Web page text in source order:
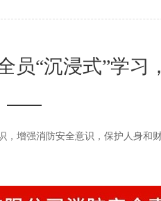
“沉浸式”学习
增强消防安全意识，保护人身和